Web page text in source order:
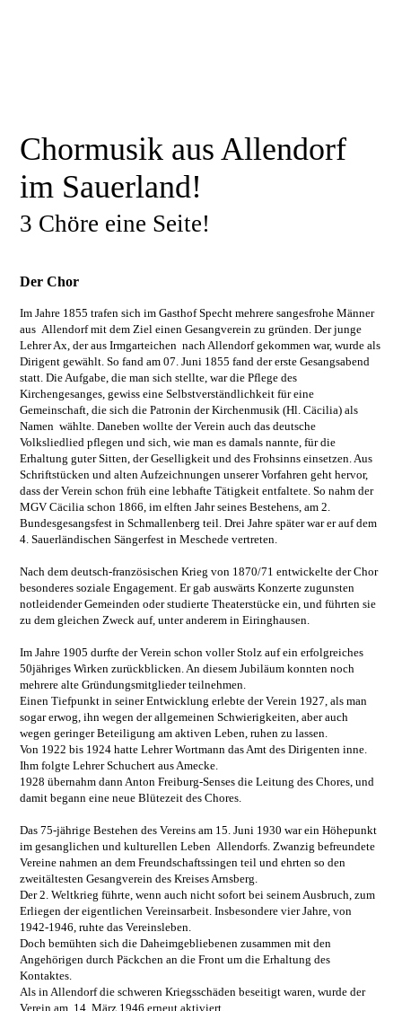
Chormusik aus Allendorf
im Sauerland!
3 Chöre eine Seite!
Der Chor
Im Jahre 1855 trafen sich im Gasthof Specht mehrere sangesfrohe Männer
aus Allendorf mit dem Ziel einen Gesangverein zu gründen. Der junge
Lehrer Ax, der aus Irmgarteichen nach Allendorf gekommen war, wurde als
Dirigent gewählt. So fand am 07. Juni 1855 fand der erste Gesangsabend
statt. Die Aufgabe, die man sich stellte, war die Pflege des
Kirchengesanges, gewiss eine Selbstverständlichkeit für eine
Gemeinschaft, die sich die Patronin der Kirchenmusik (Hl. Cäcilia) als
Namen wählte. Daneben wollte der Verein auch das deutsche
Volksliedlied pflegen und sich, wie man es damals nannte, für die
Erhaltung guter Sitten, der Geselligkeit und des Frohsinns einsetzen. Aus
Schriftstücken und alten Aufzeichnungen unserer Vorfahren geht hervor,
dass der Verein schon früh eine lebhafte Tätigkeit entfaltete. So nahm der
MGV Cäcilia schon 1866, im elften Jahr seines Bestehens, am 2.
Bundesgesangsfest in Schmallenberg teil. Drei Jahre später war er auf dem
4. Sauerländischen Sängerfest in Meschede vertreten.
Nach dem deutsch-französischen Krieg von 1870/71 entwickelte der Chor
besonderes soziale Engagement. Er gab auswärts Konzerte zugunsten
notleidender Gemeinden oder studierte Theaterstücke ein, und führten sie
zu dem gleichen Zweck auf, unter anderem in Eiringhausen.
Im Jahre 1905 durfte der Verein schon voller Stolz auf ein erfolgreiches
50jähriges Wirken zurückblicken. An diesem Jubiläum konnten noch
mehrere alte Gründungsmitglieder teilnehmen.
Einen Tiefpunkt in seiner Entwicklung erlebte der Verein 1927, als man
sogar erwog, ihn wegen der allgemeinen Schwierigkeiten, aber auch
wegen geringer Beteiligung am aktiven Leben, ruhen zu lassen.
Von 1922 bis 1924 hatte Lehrer Wortmann das Amt des Dirigenten inne.
Ihm folgte Lehrer Schuchert aus Amecke.
1928 übernahm dann Anton Freiburg-Senses die Leitung des Chores, und
damit begann eine neue Blütezeit des Chores.
Das 75-jährige Bestehen des Vereins am 15. Juni 1930 war ein Höhepunkt
im gesanglichen und kulturellen Leben Allendorfs. Zwanzig befreundete
Vereine nahmen an dem Freundschaftssingen teil und ehrten so den
zweitältesten Gesangverein des Kreises Arnsberg.
Der 2. Weltkrieg führte, wenn auch nicht sofort bei seinem Ausbruch, zum
Erliegen der eigentlichen Vereinsarbeit. Insbesondere vier Jahre, von
1942-1946, ruhte das Vereinsleben.
Doch bemühten sich die Daheimgebliebenen zusammen mit den
Angehörigen durch Päckchen an die Front um die Erhaltung des
Kontaktes.
Als in Allendorf die schweren Kriegsschäden beseitigt waren, wurde der
Verein am 14. März 1946 erneut aktiviert.